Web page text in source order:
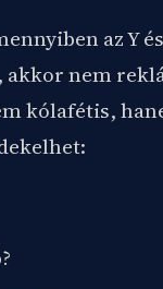
az Y
nem
kólafétis,